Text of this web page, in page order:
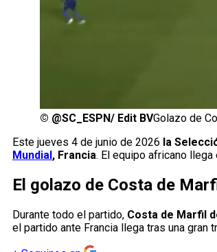
© @SC_ESPN/ Edit BVGolazo de
Este jueves 4 de junio de 2026 la
Mundial , Francia. El equipo africano llega
El golazo de Costa de
Durante todo el partido, Costa de Marfil
el partido ante Francia llega tras una gran